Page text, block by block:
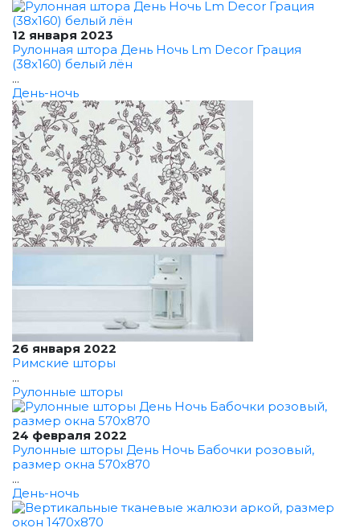
12 января 2023
Рулонная штора День Ночь Lm Decor Грация
(38x160) белый лён
...
День-ночь
26 января 2022
Римские шторы
...
Рулонные шторы
24 февраля 2022
Рулонные шторы День Ночь Бабочки розовый,
размер окна 570x870
...
День-ночь